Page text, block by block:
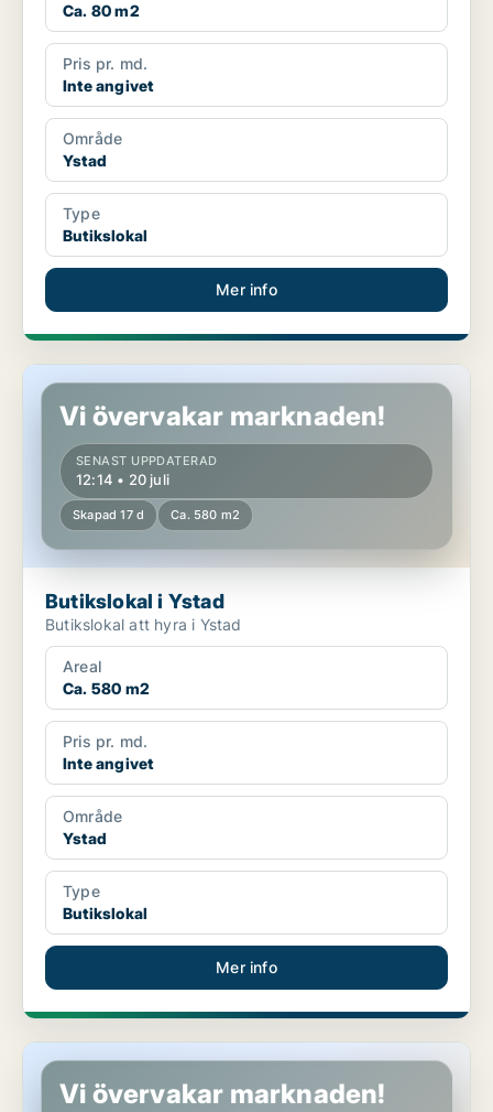
Ca. 80 m2
Pris pr. md.
Inte angivet
Område
Ystad
Type
Butikslokal
Mer info
Butikslokal i Ystad
Vi övervakar marknaden!
SENAST UPPDATERAD
12:14 • 20 juli
Skapad 17 d Ca. 580 m2
Butikslokal i Ystad
Butikslokal att hyra i Ystad
Areal
Ca. 580 m2
Pris pr. md.
Inte angivet
Område
Ystad
Type
Butikslokal
Mer info
Butikslokal i Ystad
Vi övervakar marknaden!